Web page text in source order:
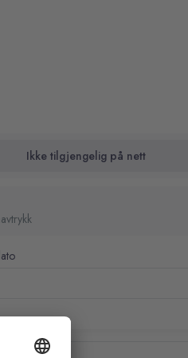
Ikke tilgjengelig på nett